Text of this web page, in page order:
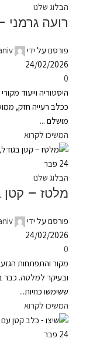
הבלוג שלנו
פורסם על ידי
24/02/2026
0
ככלב רעייה חזק,
מושלם ...
המשיכו לקרוא
24 פבר
הבלוג שלנו
מלטז – קטן
פורסם על ידי
24/02/2026
0
מקור והתפתחות
ובעיקר למלטה. כבר
ששימשו כחיות...
המשיכו לקרוא
24 פבר